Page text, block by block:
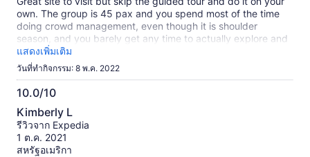
own. The group is 45 pax and you spend most of the time
doing crowd management, even though it is shoulder
season, and you barely get any time to actually explore and
enjoy the fantastic ruins. Read up in advance, bring a
description you can download online, and enjoy your time
แสดงเพิ่มเติม
วันที่ทำกิจกรรม: 8 พ.ค. 2022
10.0/10
10.0
จาก
10
Kimberly L
รีวิวจาก Expedia
1 ต.ค. 2021
สหรัฐอเมริกา